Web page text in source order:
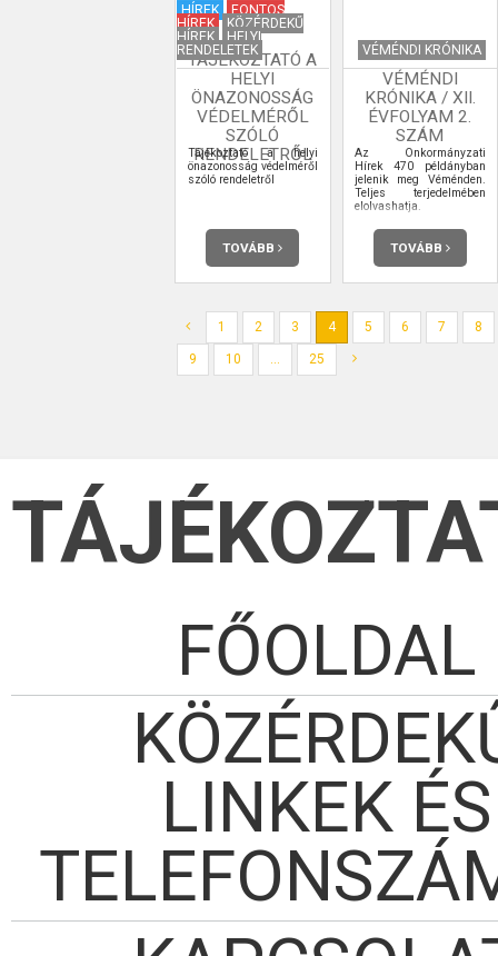
HÍREK
FONTOS
HÍREK
KÖZÉRDEKŰ
HÍREK
HELYI
RENDELETEK
TÁJÉKOZTATÓ A
HELYI
ÖNAZONOSSÁG
VÉDELMÉRŐL
SZÓLÓ
RENDELETRŐL
Tájékoztató a helyi
önazonosság védelméről
szóló rendeletről
TOVÁBB
VÉMÉNDI KRÓNIKA
VÉMÉNDI
KRÓNIKA / XII.
ÉVFOLYAM 2.
SZÁM
Az Önkormányzati
Hírek 470 példányban
jelenik meg Véménden.
Teljes terjedelmében
elolvashatja.
TOVÁBB
1 2 3 4 5 6 7 8
9 10 ... 25
FŐOLDAL
LINKEK ÉS